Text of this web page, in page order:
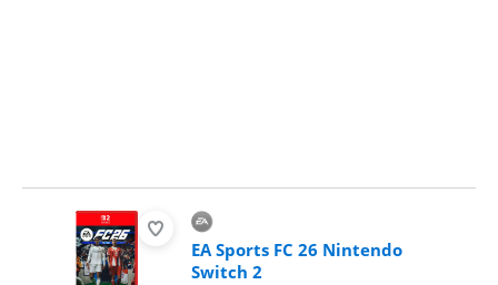
EA Sports FC 26 Nintendo
Switch 2